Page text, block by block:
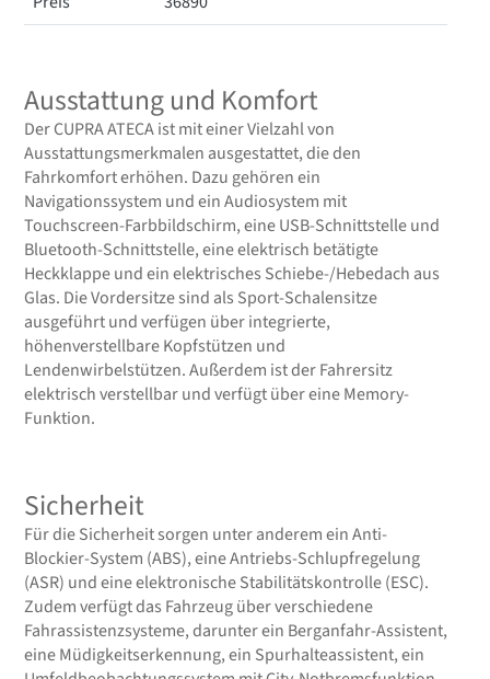
Ausstattung und Komfort
Der CUPRA ATECA ist mit einer Vielzahl von
Ausstattungsmerkmalen ausgestattet, die den
Fahrkomfort erhöhen. Dazu gehören ein
Navigationssystem und ein Audiosystem mit
Touchscreen-Farbbildschirm, eine USB-Schnittstelle und
Bluetooth-Schnittstelle, eine elektrisch betätigte
Heckklappe und ein elektrisches Schiebe-/Hebedach aus
Glas. Die Vordersitze sind als Sport-Schalensitze
ausgeführt und verfügen über integrierte,
höhenverstellbare Kopfstützen und
Lendenwirbelstützen. Außerdem ist der Fahrersitz
elektrisch verstellbar und verfügt über eine Memory-
Funktion.
Sicherheit
Für die Sicherheit sorgen unter anderem ein Anti-
Blockier-System (ABS), eine Antriebs-Schlupfregelung
(ASR) und eine elektronische Stabilitätskontrolle (ESC).
Zudem verfügt das Fahrzeug über verschiedene
Fahrassistenzsysteme, darunter ein Berganfahr-Assistent,
eine Müdigkeitserkennung, ein Spurhalteassistent, ein